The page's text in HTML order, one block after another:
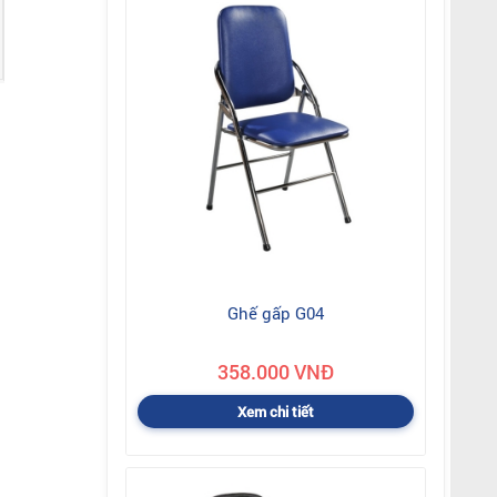
Ghế gấp G04
358.000 VNĐ
Xem chi tiết